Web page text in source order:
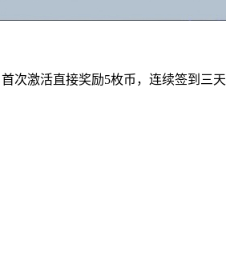
次激活直接奖励5枚币，连续签到三